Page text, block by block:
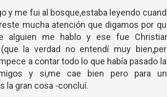
y me fui al bosque,estaba leyendo
mucha atención que digamos por
alguien me hablo y ese fue
la verdad no entendí muy
a contar todo lo que había pasado
y si,me cae bien pero para
la gran cosa -concluí.